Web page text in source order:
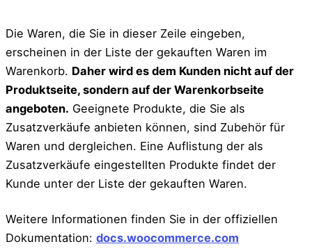
Die Waren, die Sie in dieser Zeile eingeben,
erscheinen in der Liste der gekauften Waren im
Warenkorb. Daher wird es dem Kunden nicht auf der
Produktseite, sondern auf der Warenkorbseite
angeboten. Geeignete Produkte, die Sie als
Zusatzverkäufe anbieten können, sind Zubehör für
Waren und dergleichen. Eine Auflistung der als
Zusatzverkäufe eingestellten Produkte findet der
Kunde unter der Liste der gekauften Waren.
Weitere Informationen finden Sie in der offiziellen
Dokumentation: docs.woocommerce.com